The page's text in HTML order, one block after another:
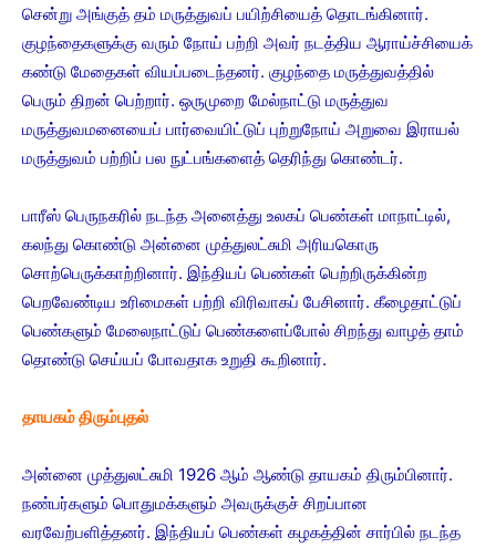
சென்று அங்குத் தம் மருத்துவப் பயிற்சியைத் தொடங்கினார்.
குழந்தைகளுக்கு வரும் நோய் பற்றி அவர் நடத்திய ஆராய்ச்சியைக்
கண்டு மேதைகள் வியப்படைந்தனர். குழந்தை மருத்துவத்தில்
பெரும் திறன் பெற்றார். ஒருமுறை மேல்நாட்டு மருத்துவ
மருத்துவமனையைப் பார்வையிட்டுப் புற்றுநோய் அறுவை இராயல்
மருத்துவம் பற்றிப் பல நுட்பங்களைத் தெரிந்து கொண்டர்.
பாரீஸ் பெருநகரில் நடந்த அனைத்து உலகப் பெண்கள் மாநாட்டில்,
கலந்து கொண்டு அன்னை முத்துலட்சுமி அரியகொரு
சொற்பெருக்காற்றினார். இந்தியப் பெண்கள் பெற்றிருக்கின்ற
பெறவேண்டிய உரிமைகள் பற்றி விரிவாகப் பேசினார். கீழைதாட்டுப்
பெண்களும் மேலைநாட்டுப் பெண்களைப்போல் சிறந்து வாழத் தாம்
தொண்டு செய்யப் போவதாக உறுதி கூறினார்.
தாயகம் திரும்புதல்
அன்னை முத்துலட்சுமி 1926 ஆம் ஆண்டு தாயகம் திரும்பினார்.
நண்பர்களும் பொதுமக்களும் அவருக்குச் சிறப்பான
வரவேற்பளித்தனர். இந்தியப் பெண்கள் கழகத்தின் சார்பில் நடந்த